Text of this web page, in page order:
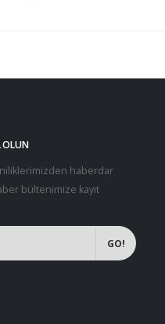
OLUN
haberdar
bültenimize kayıt